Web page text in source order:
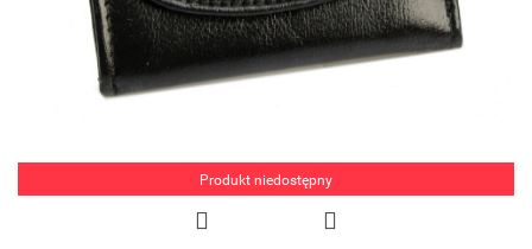
Produkt niedostępny